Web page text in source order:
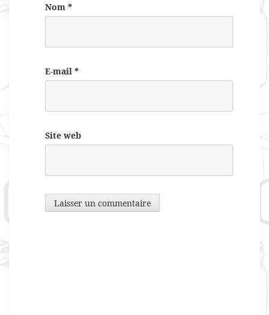
Nom *
E-mail *
Site web